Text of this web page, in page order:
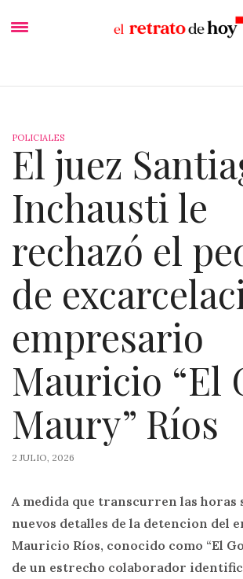
POLICIALES
El juez
Inchausti le
rechazó el
de
empresario
Mauricio “El
Maury” Ríos
2 JULIO, 2026
A medida que transcurren las horas
nuevos detalles de la detencion del
Mauricio Ríos, conocido como “El
de un estrecho colaborador